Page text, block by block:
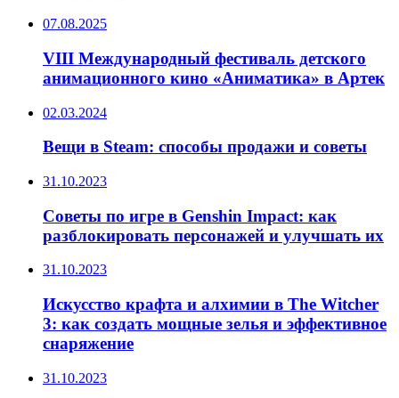
07.08.2025
VIII Международный фестиваль детского
анимационного кино «Аниматика» в Артек
02.03.2024
Вещи в Steam: способы продажи и советы
31.10.2023
Советы по игре в Genshin Impact: как
разблокировать персонажей и улучшать их
31.10.2023
Искусство крафта и алхимии в The Witcher
3: как создать мощные зелья и эффективное
снаряжение
31.10.2023